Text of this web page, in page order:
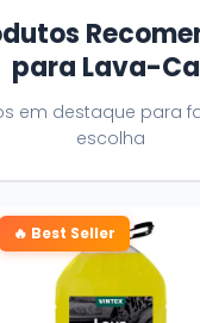
para Lava-
em destaque para
escolha
🔥 Best Seller